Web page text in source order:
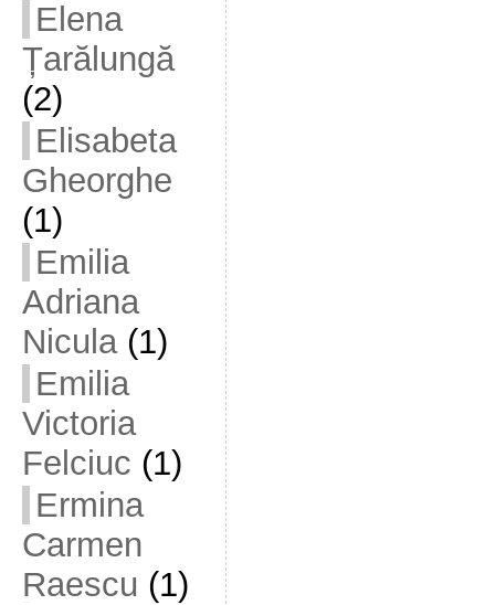
Elena
Țarălungă
(2)
Elisabeta
Gheorghe
(1)
Emilia
Adriana
Nicula(1)
Emilia
Victoria
Felciuc (1)
Ermina
Carmen
Raescu (1)